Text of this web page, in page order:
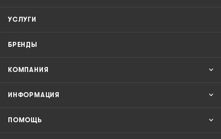
УСЛУГИ
БРЕНДЫ
КОМПАНИЯ
ИНФОРМАЦИЯ
ПОМОЩЬ